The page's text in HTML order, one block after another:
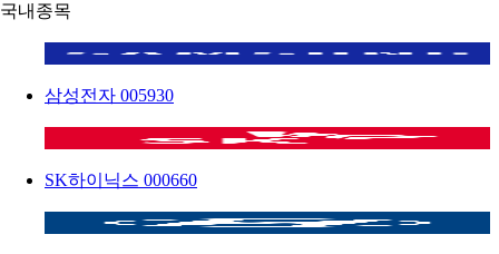
국내종목
삼성전자 005930
SK하이닉스 000660